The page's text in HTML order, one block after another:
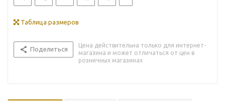
Таблица размеров
Поделиться
Цена действительна только для интернет-
магазина и может отличаться от цен в
розничных магазинах